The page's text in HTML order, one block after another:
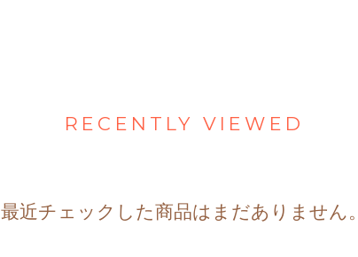
RECENTLY VIEWED
最近チェックした商品はまだありません。